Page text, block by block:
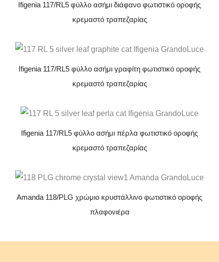
Ifigenia 117/RL5 φύλλο ασήμι διάφανο φωτιστικό οροφής
κρεμαστό τραπεζαρίας
Ifigenia 117/RL5 φύλλο ασήμι γραφίτη φωτιστικό οροφής
κρεμαστό τραπεζαρίας
Ifigenia 117/RL5 φύλλο ασήμι πέρλα φωτιστικό οροφής
κρεμαστό τραπεζαρίας
Amanda 118/PLG χρώμιο κρυστάλλινο φωτιστικό οροφής
πλαφονιέρα